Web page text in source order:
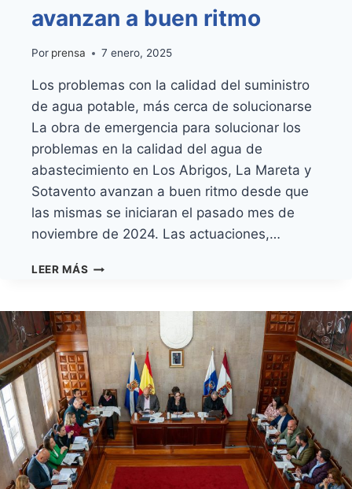
avanzan a buen ritmo
Por prensa 7 enero, 2025
Los problemas con la calidad del suministro
de agua potable, más cerca de solucionarse
La obra de emergencia para solucionar los
problemas en la calidad del agua de
abastecimiento en Los Abrigos, La Mareta y
Sotavento avanzan a buen ritmo desde que
las mismas se iniciaran el pasado mes de
noviembre de 2024. Las actuaciones,…
LEER MÁS LAS
EMERGENCIA
PARA
SOLUCIONAR
EL
ABASTECIMIENTO
DE
AGUA
POTABLE
DE
LOS
ABRIGOS,